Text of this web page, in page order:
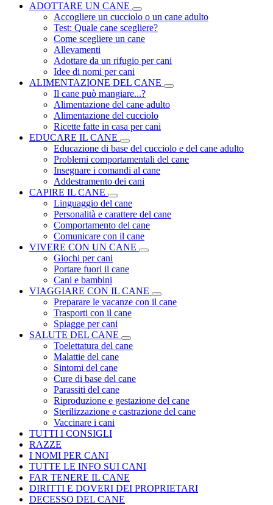
ADOTTARE UN CANE
Accogliere un cucciolo o un cane adulto
Test: Quale cane scegliere?
Come scegliere un cane
Allevamenti
Adottare da un rifugio per cani
Idee di nomi per cani
ALIMENTAZIONE DEL CANE
Il cane può mangiare...?
Alimentazione del cane adulto
Alimentazione del cucciolo
Ricette fatte in casa per cani
EDUCARE IL CANE
Educazione di base del cucciolo e del cane adulto
Problemi comportamentali del cane
Insegnare i comandi al cane
Addestramento dei cani
CAPIRE IL CANE
Linguaggio del cane
Personalità e carattere del cane
Comportamento del cane
Comunicare con il cane
VIVERE CON UN CANE
Giochi per cani
Portare fuori il cane
Cani e bambini
VIAGGIARE CON IL CANE
Preparare le vacanze con il cane
Trasporti con il cane
Spiagge per cani
SALUTE DEL CANE
Toelettatura del cane
Malattie del cane
Sintomi del cane
Cure di base del cane
Parassiti del cane
Riproduzione e gestazione del cane
Sterilizzazione e castrazione del cane
Vaccinare i cani
TUTTI I CONSIGLI
RAZZE
I NOMI PER CANI
TUTTE LE INFO SUI CANI
FAR TENERE IL CANE
DIRITTI E DOVERI DEI PROPRIETARI
DECESSO DEL CANE